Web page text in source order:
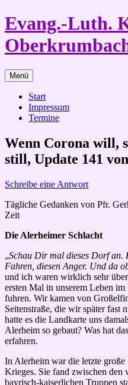
Zum
Inhalt
springen
Evang.-Luth.
Menü
Start
Impressum
Termine
Wenn Corona will,
still, Update 141
Schreibe eine Antwort
Tägliche Gedanken von Pfr.
Zeit
Die Alerheimer Schlacht
„Schau Dir mal dieses Dorf an.
Fahren, diesen Anger. Und da
und ich waren wirklich sehr
ersten Mal in unserem Leben
fuhren. Wir kamen von
Seitenstraße, die wir später fast
hatte es die Landkarte uns
Alerheim so gebaut? Was hat
erfahren.
In Alerheim war die letzte große
Krieges. Sie fand zwischen den
bayrisch-kaiserlichen Truppen